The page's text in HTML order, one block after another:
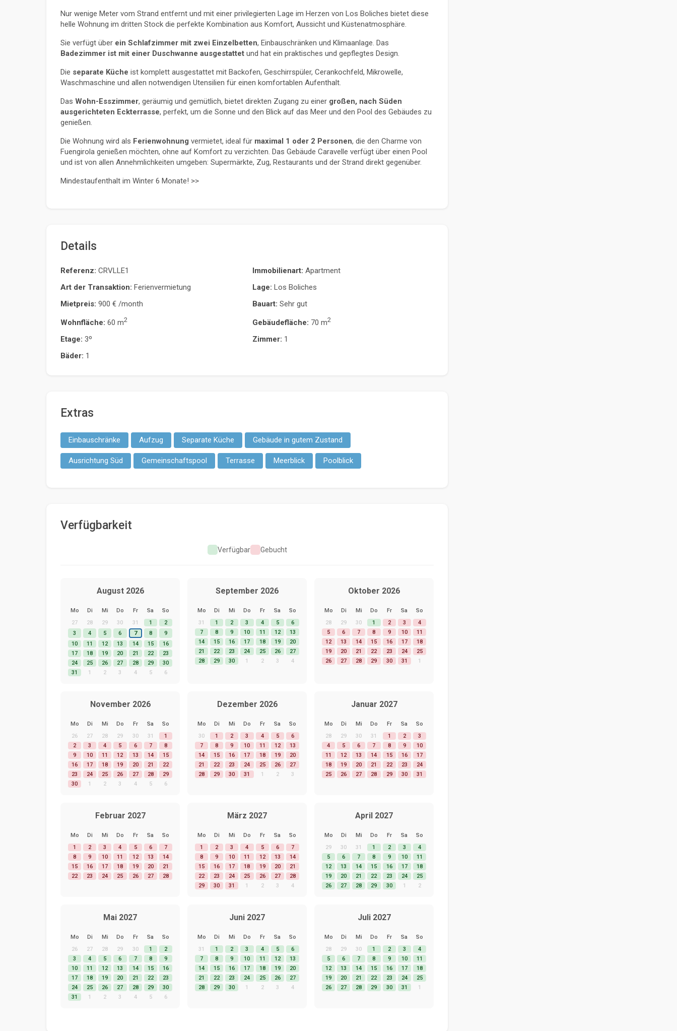
Nur wenige Meter vom Strand entfernt und mit einer privilegierten Lage im Herzen von Los Boliches bietet diese
helle Wohnung im dritten Stock die perfekte Kombination aus Komfort, Aussicht und Küstenatmosphäre.
Sie verfügt über ein Schlafzimmer mit zwei Einzelbetten, Einbauschränken und Klimaanlage. Das
Badezimmer ist mit einer Duschwanne ausgestattet und hat ein praktisches und gepflegtes Design.
Die separate Küche ist komplett ausgestattet mit Backofen, Geschirrspüler, Cerankochfeld, Mikrowelle,
Waschmaschine und allen notwendigen Utensilien für einen komfortablen Aufenthalt.
Das Wohn-Esszimmer, geräumig und gemütlich, bietet direkten Zugang zu einer großen, nach Süden
ausgerichteten Eckterrasse, perfekt, um die Sonne und den Blick auf das Meer und den Pool des Gebäudes zu
genießen.
Die Wohnung wird als Ferienwohnung vermietet, ideal für maximal 1 oder 2 Personen, die den Charme von
Fuengirola genießen möchten, ohne auf Komfort zu verzichten. Das Gebäude Caravelle verfügt über einen Pool
und ist von allen Annehmlichkeiten umgeben: Supermärkte, Zug, Restaurants und der Strand direkt gegenüber.
Mindestaufenthalt im Winter 6 Monate! >>
Details
Referenz: CRVLLE1 Immobilienart: Apartment
Art der Transaktion: Ferienvermietung Lage: Los Boliches
Mietpreis: 900 € /month Bauart: Sehr gut
Wohnfläche: 60 m2 Gebäudefläche: 70 m2
Etage: 3º Zimmer: 1
Bäder: 1
Extras
Einbauschränke Aufzug Separate Küche Gebäude in gutem Zustand
Ausrichtung Süd Gemeinschaftspool Terrasse Meerblick Poolblick
Verfügbarkeit
Verfügbar Gebucht
August 2026
Mo Di Mi Do Fr Sa
So
27
28 29 30 31 1
2
3
4 5 6 7 8
9
10
11 12 13 14 15
16
17
18 19 20 21 22
23
24
25 26 27 28 29
30
31
1 2 3 4 5 6
September 2026
Mo Di Mi Do Fr Sa
So
31
1 2 3 4 5
6
7
8 9 10 11 12
13
14
15 16 17 18 19
20
21
22 23 24 25 26
27
28
29 30 1 2 3 4
Oktober 2026
Mo Di Mi Do Fr Sa
So
28
29 30 1 2 3
4
5
6 7 8 9 10
11
12
13 14 15 16 17
18
19
20 21 22 23 24
25
26
27 28 29 30 31 1
November 2026
Mo Di Mi Do Fr Sa
So
26
27 28 29 30 31
1
2
3 4 5 6 7
8
9
10 11 12 13 14
15
16
17 18 19 20 21
22
23
24 25 26 27 28
29
30
1 2 3 4 5 6
Dezember 2026
Mo Di Mi Do Fr Sa
So
30
1 2 3 4 5
6
7
8 9 10 11 12
13
14
15 16 17 18 19
20
21
22 23 24 25 26
27
28
29 30 31 1 2 3
Januar 2027
Mo Di Mi Do Fr Sa
So
28
29 30 31 1 2
3
4
5 6 7 8 9
10
11
12 13 14 15 16
17
18
19 20 21 22 23
24
25
26 27 28 29 30 31
Februar 2027
Mo Di Mi Do Fr Sa
So
1
2 3 4 5 6
7
8
9 10 11 12 13
14
15
16 17 18 19 20
21
22
23 24 25 26 27 28
März 2027
Mo Di Mi Do Fr Sa
So
1
2 3 4 5 6
7
8
9 10 11 12 13
14
15
16 17 18 19 20
21
22
23 24 25 26 27
28
29
30 31 1 2 3 4
April 2027
Mo Di Mi Do Fr Sa
So
29
30 31 1 2 3
4
5
6 7 8 9 10
11
12
13 14 15 16 17
18
19
20 21 22 23 24
25
26
27 28 29 30 1 2
Mai 2027
Mo Di Mi Do Fr Sa
So
26
27 28 29 30 1
2
3
4 5 6 7 8
9
10
11 12 13 14 15
16
17
18 19 20 21 22
23
24
25 26 27 28 29
30
31
1 2 3 4 5 6
Juni 2027
Mo Di Mi Do Fr Sa
So
31
1 2 3 4 5
6
7
8 9 10 11 12
13
14
15 16 17 18 19
20
21
22 23 24 25 26
27
28
29 30 1 2 3 4
Juli 2027
Mo Di Mi Do Fr Sa
So
28
29 30 1 2 3
4
5
6 7 8 9 10
11
12
13 14 15 16 17
18
19
20 21 22 23 24
25
26
27 28 29 30 31 1